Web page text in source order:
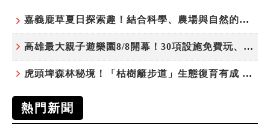
嘉義鹿草夏日探索趣！結合科學、農場與自然的親子小旅行
高雄最大親子遊樂園8/8開幕！30項設施免費玩、YOYO家族嗨翻暑假
虎頭埤森林秘境！「枯樹籬步道」生態復育有成 走進大自然生命教室
熱門新聞